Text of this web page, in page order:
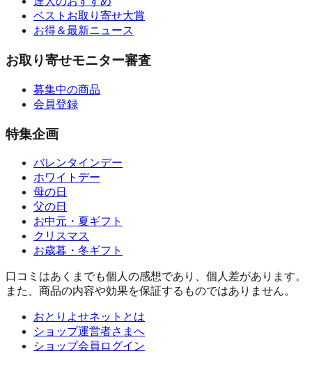
ベストお取り寄せ大賞
お得＆最新ニュース
お取り寄せモニター審査
募集中の商品
会員登録
特集企画
バレンタインデー
ホワイトデー
母の日
父の日
お中元・夏ギフト
クリスマス
お歳暮・冬ギフト
口コミはあくまでも個人の感想であり、個人差があります。
また、商品の内容や効果を保証するものではありません。
おとりよせネットとは
ショップ運営者さまへ
ショップ会員ログイン